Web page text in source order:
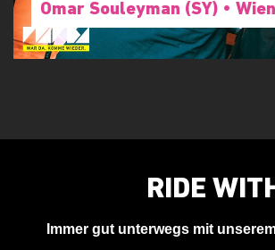
Omar Souleyman (SY) • Wien
RIDE
Immer gut unterwegs mit